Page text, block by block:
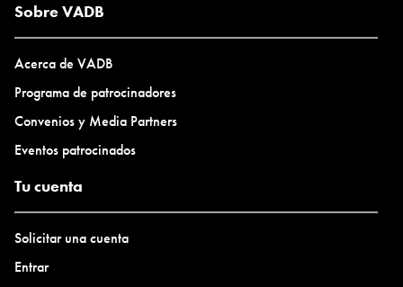
Sobre VADB
Acerca de VADB
Programa de patrocinadores
Convenios y Media Partners
Eventos patrocinados
Tu cuenta
Solicitar una cuenta
Entrar